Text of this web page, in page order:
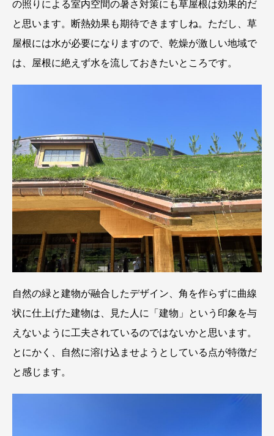
の照りによる室内空間の暑さ対策にも草屋根は効果的だ
と思います。断熱効果も期待できますしね。ただし、草
屋根には水が必要になりますので、乾燥が激しい地域で
は、屋根に絶えず水を流しておきたいところです。
自然の緑と建物が融合したデザイン、角を作らずに曲線
状に仕上げた建物は、見た人に「建物」という印象を与
えないように工夫されているのではないかと思います。
とにかく、自然に溶け込ませようとしている点が特徴だ
と感じます。